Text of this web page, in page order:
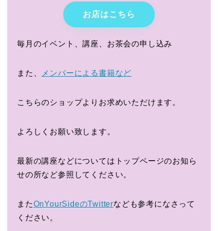
お店はこちら
毎月のイベント、講座、お茶会の申し込み
また、 メンバーによる書籍など
こちらのショップよりお求めいただけます。
よろしくお願い致します。
最新の講座などについてはトップページのお知ら
せの所など参照してください。
またOnYourSideのTwitterなども参考になさって
ください。